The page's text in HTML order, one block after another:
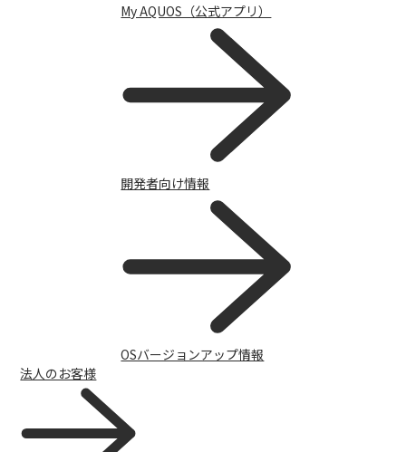
My AQUOS（公式アプリ）
開発者向け情報
OSバージョンアップ情報
法人のお客様